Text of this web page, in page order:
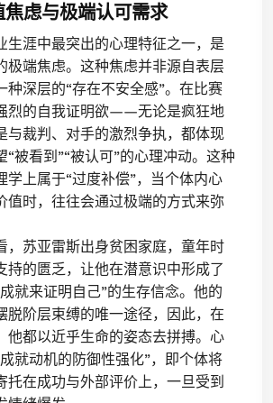
焦虑与极端认可需求
生涯中最突出的心理特征之一，是
极端焦虑。这种焦虑并非源自表层
种深层的“存在不安全感”。在比赛
烈的自我证明欲——无论是疯狂地
与裁判、对手的激烈争执，都体现
“被看到”“被认可”的心理冲动。这种
学上属于“过度补偿”，当个体内心
值时，往往会通过极端的方式来弥
，苏亚雷斯出身贫困家庭，童年时
持的匮乏，让他在潜意识中形成了
就来证明自己”的生存信念。他的
脱阶层束缚的唯一途径，因此，在
他都以近乎生命的姿态去拼搏。心
就动机的防御性强化”，即个体将
托在成功与外部评价上，一旦受到